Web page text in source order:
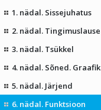
1. nädal. Sissejuhatus
2. nädal. Tingimuslause
3. nädal. Tsükkel
4. nädal. Sõned.
5. nädal. Järjend
6. nädal. Funktsioon